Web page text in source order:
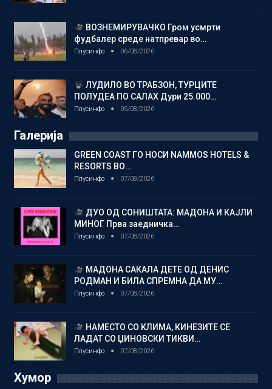
ВОЗНЕМИРУВАЧКО Гром усмрти
фудбалер среде натпревар во…
Плусинфо 06/08/2026
ЛУДИЛО ВО ТРАБЗОН, ТУРЦИТЕ
ПОЛУДЕА ПО САЛАХ Дури 25.000…
Плусинфо 05/08/2026
Галерија
GREEN COAST ГО НОСИ NAMMOS HOTELS &
RESORTS ВО…
Плусинфо 07/08/2026
ДУО ОД СОНИШТАТА: МАДОНА И КАЈЛИ
МИНОГ Прва заедничка…
Плусинфо 07/08/2026
МАДОНА САКАЛА ДЕТЕ ОД ДЕНИС
РОДМАН И БИЛА СПРЕМНА ДА МУ…
Плусинфо 07/08/2026
НАМЕСТО СО КЛИМА, КИНЕЗИТЕ СЕ
ЛАДАТ СО ЏИНОВСКИ ТИКВИ…
Плусинфо 07/08/2026
Хумор